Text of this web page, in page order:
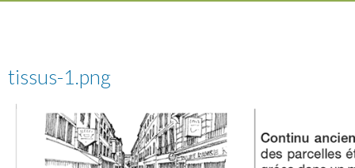
tissus-1.png